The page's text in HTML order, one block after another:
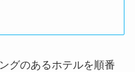
グのあるホテルを順番